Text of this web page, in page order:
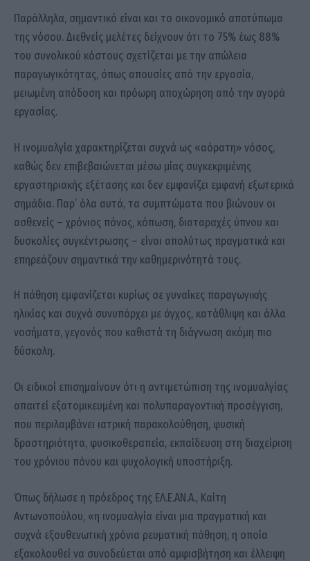
Παράλληλα, σημαντικό είναι και το οικονομικό αποτύπωμα
της νόσου. Διεθνείς μελέτες δείχνουν ότι το 75% έως 88%
του συνολικού κόστους σχετίζεται με την απώλεια
παραγωγικότητας, όπως απουσίες από την εργασία,
μειωμένη απόδοση και πρόωρη αποχώρηση από την αγορά
εργασίας.
Η ινομυαλγία χαρακτηρίζεται συχνά ως «αόρατη» νόσος,
καθώς δεν επιβεβαιώνεται μέσω μίας συγκεκριμένης
εργαστηριακής εξέτασης και δεν εμφανίζει εμφανή εξωτερικά
σημάδια. Παρ’ όλα αυτά, τα συμπτώματα που βιώνουν οι
ασθενείς – χρόνιος πόνος, κόπωση, διαταραχές ύπνου και
δυσκολίες συγκέντρωσης – είναι απολύτως πραγματικά και
επηρεάζουν σημαντικά την καθημερινότητά τους.
Η πάθηση εμφανίζεται κυρίως σε γυναίκες παραγωγικής
ηλικίας και συχνά συνυπάρχει με άγχος, κατάθλιψη και άλλα
νοσήματα, γεγονός που καθιστά τη διάγνωση ακόμη πιο
δύσκολη.
Οι ειδικοί επισημαίνουν ότι η αντιμετώπιση της ινομυαλγίας
απαιτεί εξατομικευμένη και πολυπαραγοντική προσέγγιση,
που περιλαμβάνει ιατρική παρακολούθηση, φυσική
δραστηριότητα, φυσικοθεραπεία, εκπαίδευση στη διαχείριση
του χρόνιου πόνου και ψυχολογική υποστήριξη.
Όπως δήλωσε η πρόεδρος της ΕΛ.Ε.ΑΝ.Α., Καίτη
Αντωνοπούλου, «η ινομυαλγία είναι μια πραγματική και
συχνά εξουθενωτική χρόνια ρευματική πάθηση, η οποία
εξακολουθεί να συνοδεύεται από αμφισβήτηση και έλλειψη